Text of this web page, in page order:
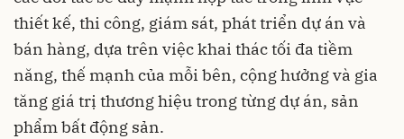
thiết kế, thi công, giám sát, phát triển dự án và
bán hàng, dựa trên việc khai thác tối đa tiềm
năng, thế mạnh của mỗi bên, cộng hưởng và gia
tăng giá trị thương hiệu trong từng dự án, sản
phẩm bất động sản.